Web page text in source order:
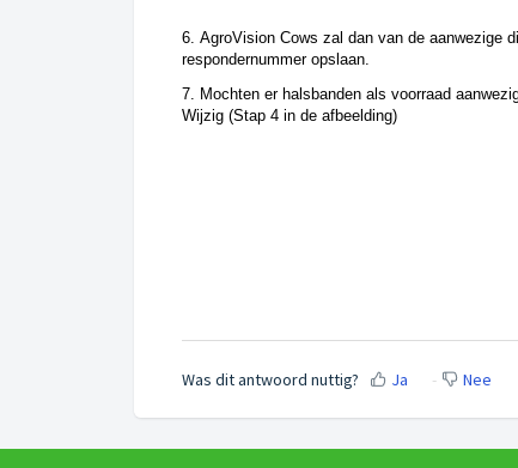
6. AgroVision Cows zal dan van de aanwezige
respondernummer opslaan.
7. Mochten er halsbanden als voorraad
Wijzig (Stap 4 in de afbeelding)
Was dit antwoord nuttig? Ja Nee